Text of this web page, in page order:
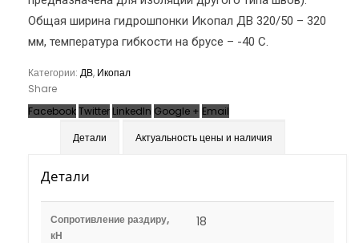
Общая ширина гидрошпонки Икопал ДВ 320/50 – 320
мм, температура гибкости на брусе – -40 С.
Категории: ДВ, Икопал
Share
FacebookTwitter LinkedIn Google + Email
Детали
Актуальность цены и наличия
Детали
Сопротивление раздиру,
кН
18